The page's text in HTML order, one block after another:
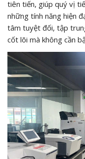
tiên tiến, giúp quý vị
những tính năng hiện
tâm tuyệt đối, tập
cốt lõi mà không cần